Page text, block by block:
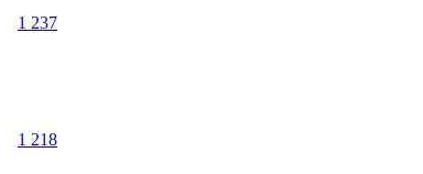
1 237
1 218